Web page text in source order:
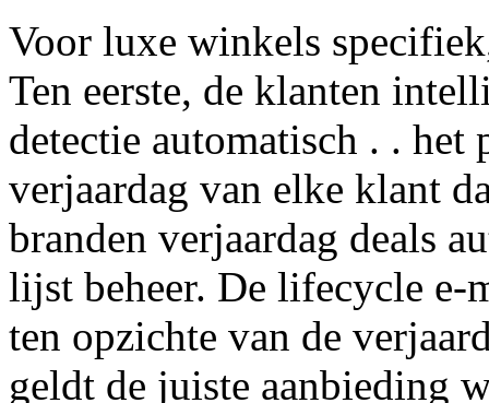
Voor luxe winkels
Ten eerste, de klanten
detectie automatisch . .
verjaardag van elke klant
branden verjaardag deals
lijst beheer. De lifecycle e-
ten opzichte van de
geldt de juiste aanbieding